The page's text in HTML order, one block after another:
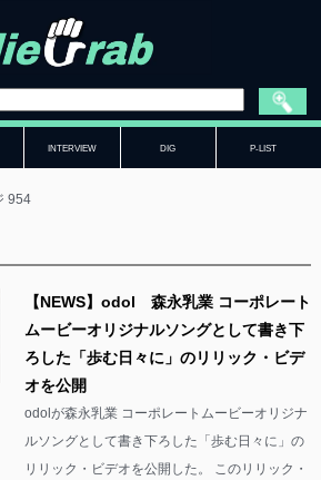
INTERVIEW DIG P-LIST
954
【NEWS】odol 森永乳業 コーポレート
ムービーオリジナルソングとして書き下
ろした「歩む日々に」のリリック・ビデ
オを公開
odolが森永乳業 コーポレートムービーオリジナ
ルソングとして書き下ろした「歩む日々に」の
リリック・ビデオを公開した。 このリリック・